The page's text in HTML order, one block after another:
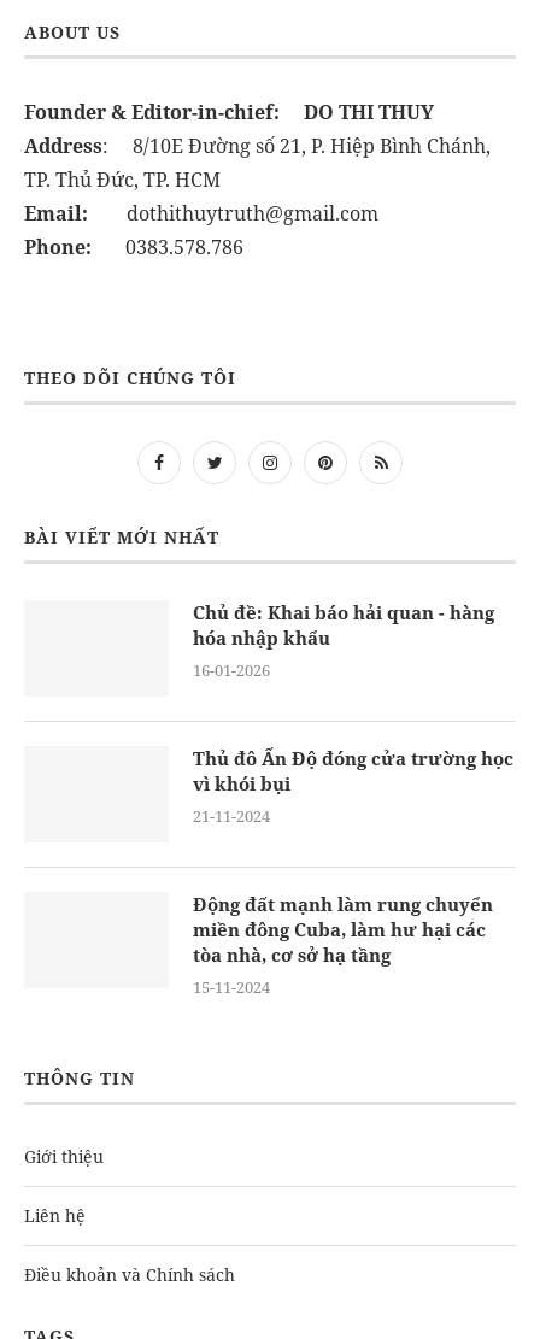
ABOUT US
Founder & Editor-in-chief:
DO THI THUY
Address: 8/10E Đường số 21, P. Hiệp Bình Chánh,
TP. Thủ Đức, TP. HCM
Email: dothithuytruth@gmail.com
Phone: 0383.578.786
THEO DÕI CHÚNG TÔI
BÀI VIẾT MỚI NHẤT
Chủ đề: Khai báo hải quan - hàng
hóa nhập khẩu
16-01-2026
Thủ đô Ấn Độ đóng cửa trường học
vì khói bụi
21-11-2024
Động đất mạnh làm rung chuyển
miền đông Cuba, làm hư hại các
tòa nhà, cơ sở hạ tầng
15-11-2024
THÔNG TIN
Giới thiệu
Liên hệ
Điều khoản và Chính sách